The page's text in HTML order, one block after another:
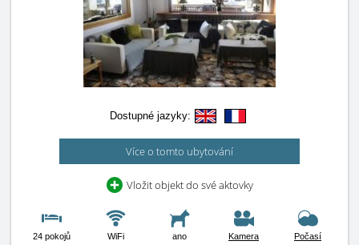
Dostupné jazyky:
Více o tomto ubytování
Vložit objekt do své aktovky
24 pokojů WiFi ano Kamera Počasí